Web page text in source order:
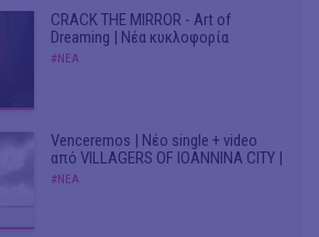
CRACK THE MIRROR - Art of
Dreaming | Νέα κυκλοφορία
#ΝΕΑ
Venceremos | Νέο single + video
από VILLAGERS OF IOANNINA CITY |
#ΝΕΑ